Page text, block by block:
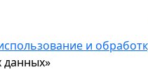
и
данных»